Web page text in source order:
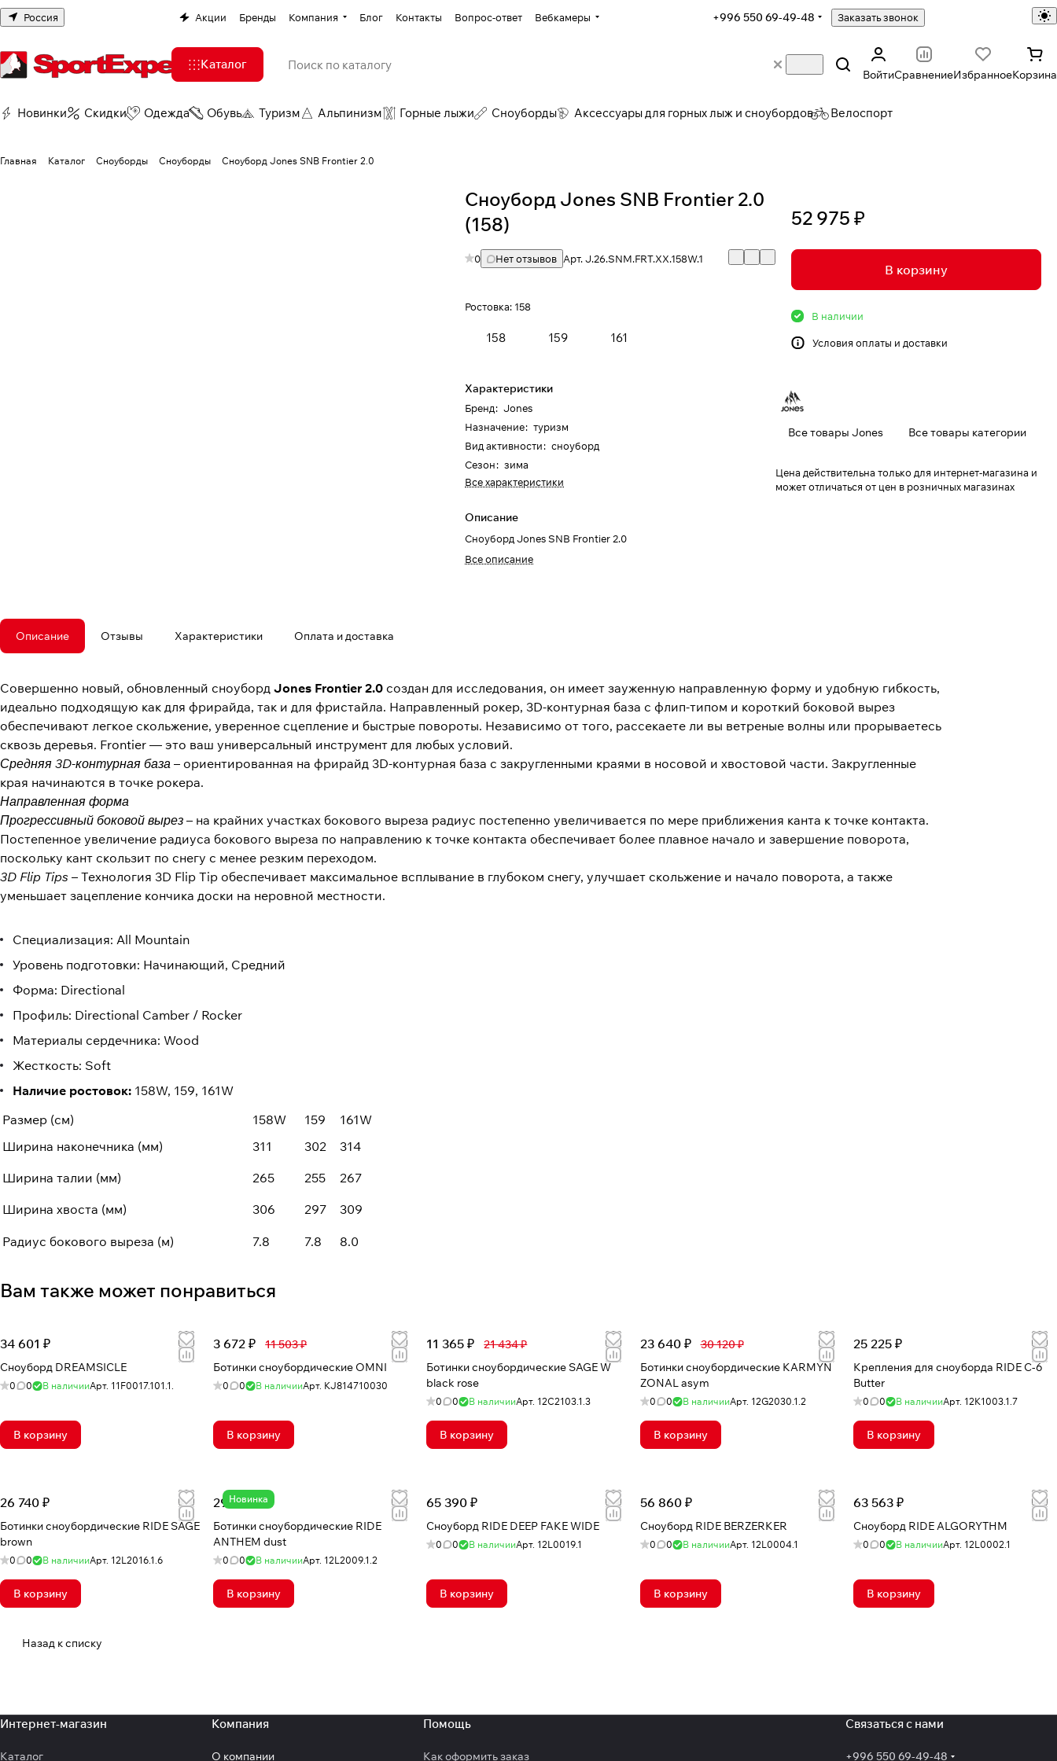
Россия Акции Бренды Компания Блог Контакты Вопрос-ответ Вебкамеры +996 550 69-49-48 Заказать звонок
Каталог
ВойтиСравнениеИзбранноеКорзина
Новинки Скидки Одежда Обувь Туризм Альпинизм Горные лыжи Сноуборды Аксессуары для горных лыж и сноубордов Велоспорт
Главная Каталог Сноуборды Сноуборды Сноуборд Jones SNB Frontier 2.0
Сноуборд Jones SNB Frontier 2.0
(158)
0 Нет отзывов Арт.J.26.SNM.FRT.XX.158W.1
Ростовка: 158
158 159 161
Характеристики
Бренд: Jones
Назначение: туризм
Вид активности: сноуборд
Сезон: зима
Все характеристики
Описание
Сноуборд Jones SNB Frontier 2.0
Все описание
52 975 ₽
В корзину
В наличии
Условия оплаты и доставки
Все товары Jones Все товары категории
Цена действительна только для интернет-магазина и
может отличаться от цен в розничных магазинах
Описание Отзывы Характеристики Оплата и доставка
Совершенно новый, обновленный сноуборд Jones Frontier 2.0 создан для исследования, он имеет зауженную направленную форму и удобную гибкость,
идеально подходящую как для фрирайда, так и для фристайла. Направленный рокер, 3D-контурная база с флип-типом и короткий боковой вырез
обеспечивают легкое скольжение, уверенное сцепление и быстрые повороты. Независимо от того, рассекаете ли вы ветреные волны или прорываетесь
сквозь деревья. Frontier — это ваш универсальный инструмент для любых условий.
Средняя 3D-контурная база – ориентированная на фрирайд 3D-контурная база с закругленными краями в носовой и хвостовой части. Закругленные
края начинаются в точке рокера.
Направленная форма
Прогрессивный боковой вырез – на крайних участках бокового выреза радиус постепенно увеличивается по мере приближения канта к точке контакта.
Постепенное увеличение радиуса бокового выреза по направлению к точке контакта обеспечивает более плавное начало и завершение поворота,
поскольку кант скользит по снегу с менее резким переходом.
3D Flip Tips – Технология 3D Flip Tip обеспечивает максимальное всплывание в глубоком снегу, улучшает скольжение и начало поворота, а также
уменьшает зацепление кончика доски на неровной местности.
Специализация: All Mountain
Уровень подготовки: Начинающий, Средний
Форма: Directional
Профиль: Directional Camber / Rocker
Материалы сердечника: Wood
Жесткость: Soft
Наличие ростовок: 158W, 159, 161W
Размер (см)
158W 159
161W
Ширина наконечника (мм)
311 302
314
Ширина талии (мм)
265 255
267
Ширина хвоста (мм)
306 297 309
Радиус бокового выреза (м) 7.8 7.8 8.0
Вам также может понравиться
34 601 ₽
Сноуборд DREAMSICLE
0 0 В наличииАрт. 11F0017.101.1.
В корзину
3 672 ₽
11 503 ₽
Ботинки сноубордические OMNI
0 0 В наличииАрт. KJ814710030
В корзину
11 365 ₽
21 434 ₽
Ботинки сноубордические SAGE W
black rose
0 0 В наличииАрт. 12C2103.1.3
В корзину
23 640 ₽
30 120 ₽
Ботинки сноубордические KARMYN
ZONAL asym
0 0 В наличииАрт. 12G2030.1.2
В корзину
25 225 ₽
Крепления для сноуборда RIDE C-6
Butter
0 0 В наличииАрт. 12K1003.1.7
В корзину
26 740 ₽
Ботинки сноубордические RIDE SAGE
brown
0 0 В наличииАрт. 12L2016.1.6
В корзину
Новинка
29 082 ₽
Ботинки сноубордические RIDE
ANTHEM dust
0 0 В наличииАрт. 12L2009.1.2
В корзину
65 390 ₽
Сноуборд RIDE DEEP FAKE WIDE
0 0 В наличииАрт. 12L0019.1
В корзину
56 860 ₽
Сноуборд RIDE BERZERKER
0 0 В наличииАрт. 12L0004.1
В корзину
63 563 ₽
Сноуборд RIDE ALGORYTHM
0 0 В наличииАрт. 12L0002.1
В корзину
Назад к списку
Интернет-магазин
Каталог
Компания
О компании
Помощь
Как оформить заказ
Связаться с нами
+996 550 69-49-48